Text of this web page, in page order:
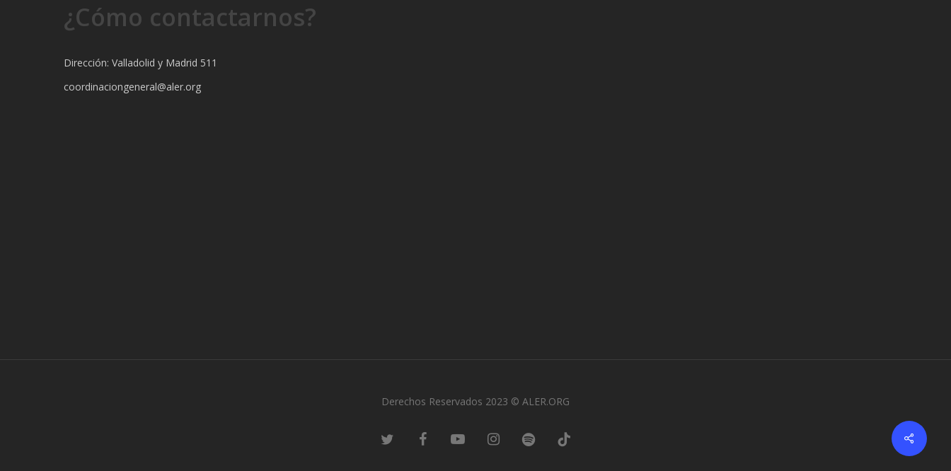
¿Cómo contactarnos?
Dirección: Valladolid y Madrid 511
coordinaciongeneral@aler.org
Derechos Reservados 2023 © ALER.ORG